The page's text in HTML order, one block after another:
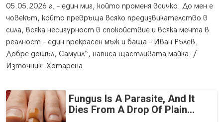
05.05.2026 г. – един миг, който променя всичко. До мен е
човекът, който превръща всяко предизвикателство в
сила, всяка несигурност в спокойствие и всяка мечта в
реалност – един прекрасен мъж и баща – Иван Рълев.
Добре дошъл, Самуил“, написа щастливата майка. /
Източник: Хотарена
Fungus Is A Parasite, And It
Dies From A Drop Of Plain...